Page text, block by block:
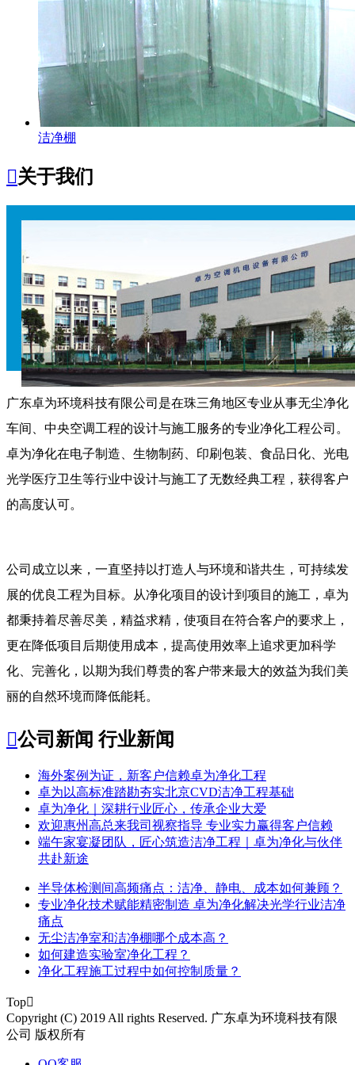
洁净棚
关于我们
广东卓为环境科技有限公司是在珠三角地区专业从事无尘净化
车间、中央空调工程的设计与施工服务的专业净化工程公司。
卓为净化在电子制造、生物制药、印刷包装、食品日化、光电
光学医疗卫生等行业中设计与施工了无数经典工程，获得客户
的高度认可。
公司成立以来，一直坚持以打造人与环境和谐共生，可持续发
展的优良工程为目标。从净化项目的设计到项目的施工，卓为
都秉持着尽善尽美，精益求精，使项目在符合客户的要求上，
更在降低项目后期使用成本，提高使用效率上追求更加科学
化、完善化，以期为我们尊贵的客户带来最大的效益为我们美
丽的自然环境而降低能耗。
公司新闻 行业新闻
​海外案例为证，新客户信赖卓为净化工程
​卓为以高标准踏勘夯实北京CVD洁净工程基础
卓为净化｜深耕行业匠心，传承企业大爱
​欢迎惠州高总来我司视察指导 专业实力赢得客户信赖
端午家宴凝团队，匠心筑造洁净工程｜卓为净化与伙伴
共赴新途
半导体检测间高频痛点：洁净、静电、成本如何兼顾？
专业净化技术赋能精密制造 卓为净化解决光学行业洁净
痛点
无尘洁净室和洁净棚哪个成本高？
如何建造实验室净化工程？
净化工程施工过程中如何控制质量？
Top
Copyright (C) 2019 All rights Reserved. 广东卓为环境科技有限
公司 版权所有